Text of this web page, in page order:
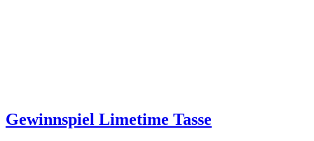
Gewinnspiel Limetime Tasse